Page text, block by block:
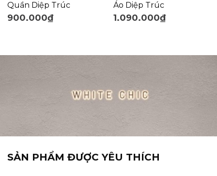
Quần Diệp Trúc
900.000₫
Áo Diệp Trúc
1.090.000₫
SẢN PHẨM ĐƯỢC YÊU THÍCH